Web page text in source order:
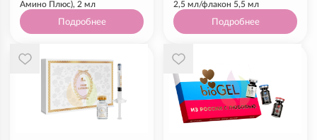
Амино Плюс), 2 мл
Подробнее
2,5 мл/флакон 5,5 мл
Подробнее